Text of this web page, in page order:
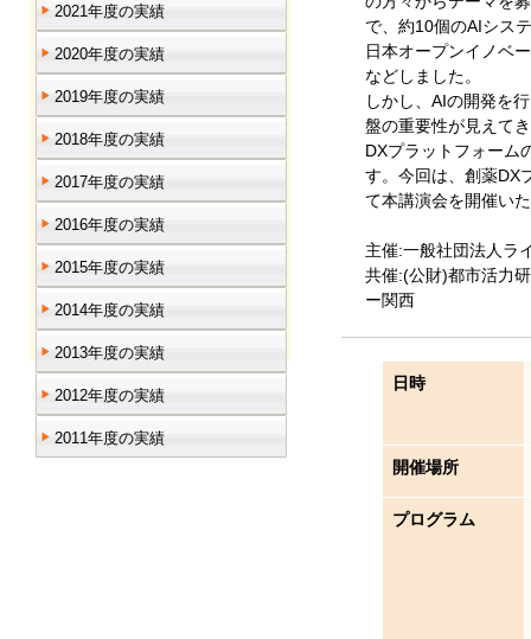
2021年度の実績
2020年度の実績
2019年度の実績
2018年度の実績
2017年度の実績
2016年度の実績
2015年度の実績
2014年度の実績
2013年度の実績
2012年度の実績
2011年度の実績
で、約10個のAIシス
日本オープンイノベ
などしました。
しかし、AIの開発を
盤の重要性が見えて
DXプラットフォーム
す。今回は、創薬DX
て本講演会を開催い
主催:一般社団法人ラ
共催:(公財)都市活力
ー関西
日時
開催場所
プログラム